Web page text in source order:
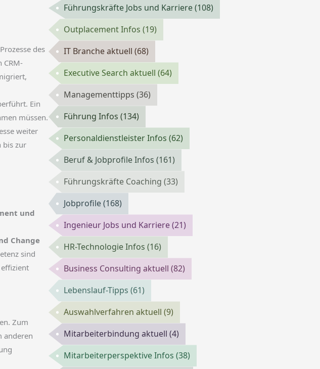
des
CRM-
Ein
müssen.
weiter
bis zur
und
Change
sind
Zum
anderen
Führungskräfte Jobs und Karriere(108)
Outplacement Infos (19)
IT Branche aktuell (68)
Executive Search aktuell (64)
Managementtipps (36)
Führung Infos (134)
Personaldienstleister Infos (62)
Beruf & Jobprofile Infos (161)
Führungskräfte Coaching (33)
Jobprofile(168)
Ingenieur Jobs und Karriere(21)
HR-Technologie Infos (16)
Business Consulting aktuell (82)
Lebenslauf-Tipps (61)
Auswahlverfahren aktuell (9)
Mitarbeiterbindung aktuell (4)
Mitarbeiterperspektive Infos (38)